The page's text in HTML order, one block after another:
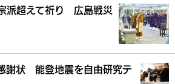
派超えて祈り 広島戦災
謝状 能登地震を自由研究テ